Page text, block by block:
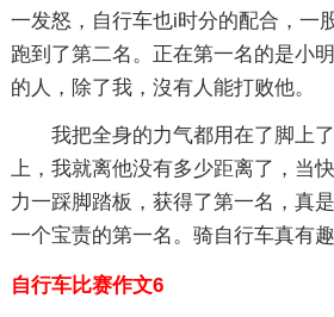
一发怒，自行车也i时分的配合，一
跑到了第二名。正在第一名的是小
的人，除了我，沒有人能打败他。
我把全身的力气都用在了脚上
上，我就离他没有多少距离了，当
力一踩脚踏板，获得了第一名，真
一个宝责的第一名。骑自行车真有趣
自行车比赛作文6